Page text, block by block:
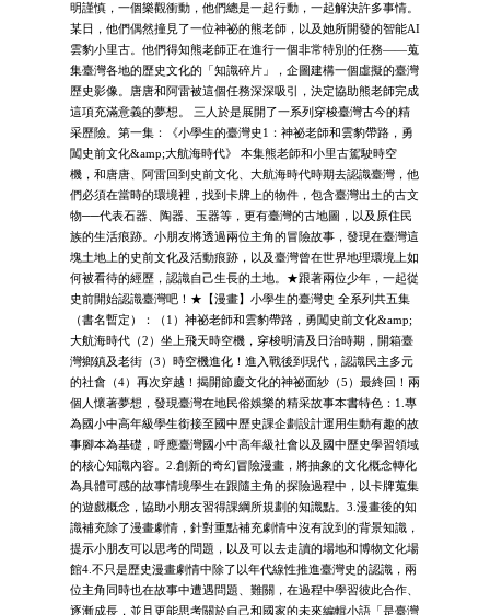
明謹慎，一個樂觀衝動，他們總是一起行動，一起解決許多事情。
某日，他們偶然撞見了一位神祕的熊老師，以及她所開發的智能AI
雲豹小里古。他們得知熊老師正在進行一個非常特別的任務——蒐
集臺灣各地的歷史文化的「知識碎片」，企圖建構一個虛擬的臺灣
歷史影像。唐唐和阿雷被這個任務深深吸引，決定協助熊老師完成
這項充滿意義的夢想。 三人於是展開了一系列穿梭臺灣古今的精
采歷險。第一集：《小學生的臺灣史1：神祕老師和雲豹帶路，勇
闖史前文化&amp;大航海時代》 本集熊老師和小里古駕駛時空
機，和唐唐、阿雷回到史前文化、大航海時代時期去認識臺灣，他
們必須在當時的環境裡，找到卡牌上的物件，包含臺灣出土的古文
物──代表石器、陶器、玉器等，更有臺灣的古地圖，以及原住民
族的生活痕跡。小朋友將透過兩位主角的冒險故事，發現在臺灣這
塊土地上的史前文化及活動痕跡，以及臺灣曾在世界地理環境上如
何被看待的經歷，認識自己生長的土地。★跟著兩位少年，一起從
史前開始認識臺灣吧！★【漫畫】小學生的臺灣史 全系列共五集
（書名暫定）：（1）神祕老師和雲豹帶路，勇闖史前文化&amp;
大航海時代（2）坐上飛天時空機，穿梭明清及日治時期，開箱臺
灣鄉鎮及老街（3）時空機進化！進入戰後到現代，認識民主多元
的社會（4）再次穿越！揭開節慶文化的神祕面紗（5）最終回！兩
個人懷著夢想，發現臺灣在地民俗娛樂的精采故事本書特色：1.專
為國小中高年級學生銜接至國中歷史課企劃設計運用生動有趣的故
事腳本為基礎，呼應臺灣國小中高年級社會以及國中歷史學習領域
的核心知識內容。2.創新的奇幻冒險漫畫，將抽象的文化概念轉化
為具體可感的故事情境學生在跟隨主角的探險過程中，以卡牌蒐集
的遊戲概念，協助小朋友習得課綱所規劃的知識點。3.漫畫後的知
識補充除了漫畫劇情，針對重點補充劇情中沒有說到的背景知識，
提示小朋友可以思考的問題，以及可以去走讀的場地和博物文化場
館4.不只是歷史漫畫劇情中除了以年代線性推進臺灣史的認識，兩
位主角同時也在故事中遭遇問題、難關，在過程中學習彼此合作、
逐漸成長，並且更能思考關於自己和國家的未來編輯小語「是臺灣